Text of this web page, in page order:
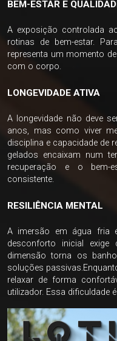
BEM-ESTAR E
A exposição controlada
rotinas de bem-estar.
representa um momento
com o corpo.
LONGEVIDADE ATIVA
A longevidade não deve
anos, mas como viver
disciplina e capacidade de
gelados encaixam num
recuperação e o bem-
consistente.
RESILIÊNCIA MENTAL
A imersão em água fria
desconforto inicial exige
dimensão torna os
soluções
relaxar de forma
utilizador. Essa dificuldade